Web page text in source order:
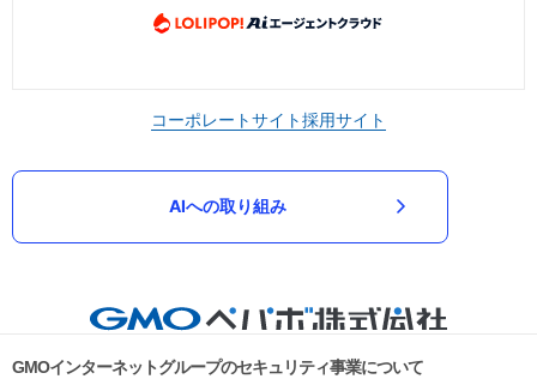
コーポレートサイト採用サイト
AIへの取り組み
GMOインターネットグループのセキュリティ事業について